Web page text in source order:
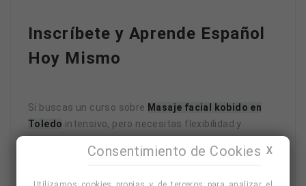
Inscríbete y Aprende Español
Hoy Mismo
Si buscas un curso sobre Masaje facial kobido en
Toledo intensivo, pero necesitas flexibilidad y
alternativa. Contáctanos y comienza a mejorar tu
X
Consentimiento de Cookies